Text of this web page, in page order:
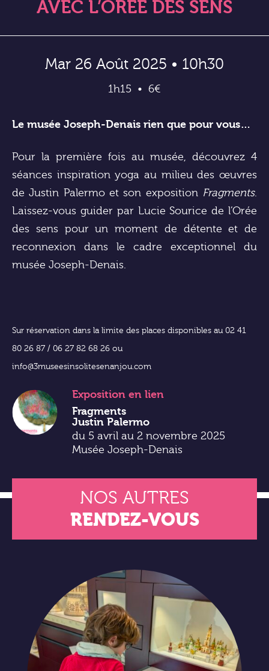
AVEC L’ORÉE DES SENS
Mar 26 Août 2025 • 10h30
1h15 6€
Le musée Joseph-Denais rien que pour vous…
Pour la première fois au musée, découvrez 4
séances inspiration yoga au milieu des œuvres
de Justin Palermo et son exposition Fragments.
Laissez-vous guider par Lucie Sourice de l’Orée
des sens pour un moment de détente et de
reconnexion dans le cadre exceptionnel du
musée Joseph-Denais.
Sur réservation dans la limite des places disponibles au 02 41
80 26 87 / 06 27 82 68 26 ou
info@3museesinsolitesenanjou.com
Exposition en lien
Fragments
Justin Palermo
du 5 avril au 2 novembre 2025
Musée Joseph-Denais
NOS AUTRES
RENDEZ-VOUS